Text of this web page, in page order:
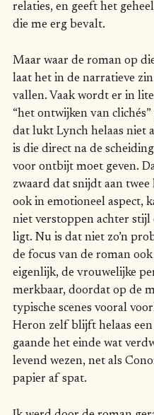
relaties, en geeft het
die me erg bevalt.
Maar waar de roman op
laat het in de narratieve
vallen. Vaak wordt er in
“het ontwijken van
dat lukt Lynch helaas niet
is die direct na de
voor ontbijt moet geven.
zwaard dat snijdt aan
ook in emotioneel aspect,
niet verstoppen achter
ligt. Nu is dat niet zo’n
de focus van de roman
eigenlijk, de vrouwelijke
merkbaar, doordat op de
typische scenes vooral
Heron zelf blijft helaas
gaande het einde wat
levend wezen, net als
papier af spat.